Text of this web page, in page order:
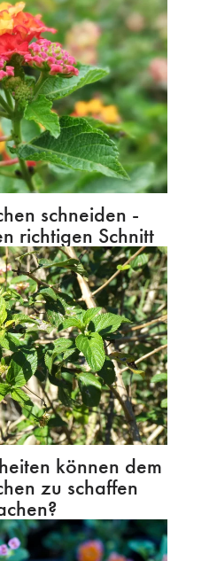
schneiden -
richtigen Schnitt
können dem
zu schaffen